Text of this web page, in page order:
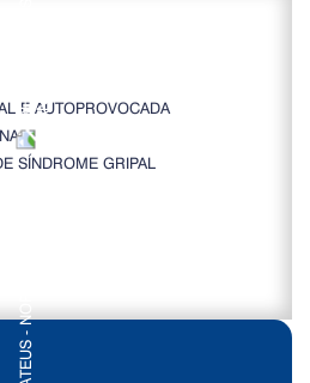
E AUTOPROVOCADA
SÍNDROME GRIPAL